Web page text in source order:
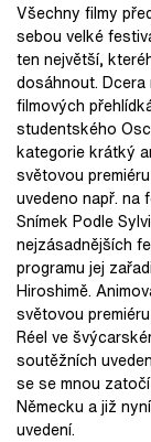
Všechny filmy
sebou velké
ten největší,
dosáhnout.
filmových
studentského
kategorie krátký
světovou
uvedeno např. na
Snímek Podle
nejzásadnějších
programu jej
Hiroshimě.
světovou
Réel ve
soutěžních
se se mnou
Německu a již
uvedení.